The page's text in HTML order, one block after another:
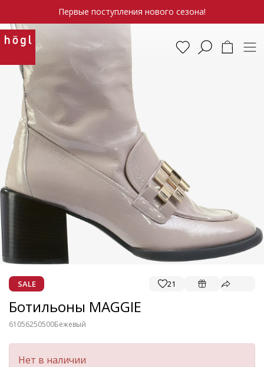
Первые поступления нового сезона!
SALE 21
Ботильоны MAGGIE
61056250500Бежевый
Нет в наличии